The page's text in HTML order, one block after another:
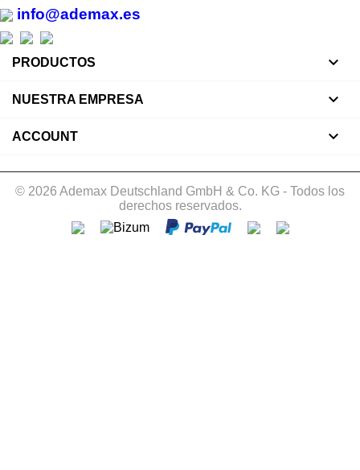
info@ademax.es
PRODUCTOS 
NUESTRA EMPRESA 
ACCOUNT 
© 2026 Ademax Deutschland GmbH & Co. KG - Todos los
derechos reservados.